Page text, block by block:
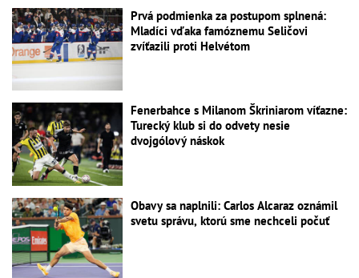
Prvá podmienka za postupom splnená:
Mladíci vďaka famóznemu Seličovi
zvíťazili proti Helvétom
Fenerbahce s Milanom Škriniarom víťazne:
Turecký klub si do odvety nesie
dvojgólový náskok
Obavy sa naplnili: Carlos Alcaraz oznámil
svetu správu, ktorú sme nechceli počuť